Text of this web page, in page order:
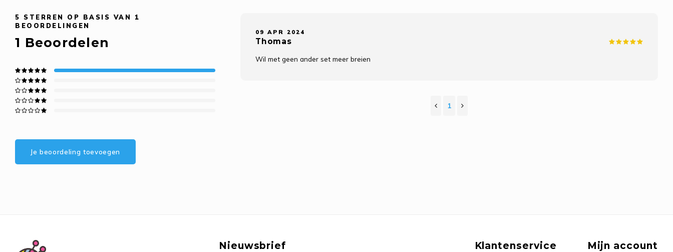
5 STERREN OP BASIS VAN 1
BEOORDELINGEN
1 Beoordelen
Je beoordeling toevoegen
09 APR 2024
Thomas
Wil met geen ander set meer breien
1
Nieuwsbrief Klantenservice Mijn account